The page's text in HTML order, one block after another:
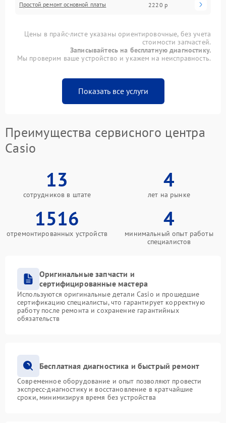
Простой ремонт основной платы 2220 р
Цены в прайс-листе указаны ориентировочные, без учета
стоимости запчастей.
Записывайтесь на бесплатную диагностику.
Мы проверим ваше устройство и укажем на неисправность.
Показать все услуги
Преимущества сервисного центра
Casio
13
сотрудников в штате
4
лет на рынке
1516
отремонтированных устройств
4
минимальный опыт работы
специалистов
Оригинальные запчасти и
сертифицированные мастера
Используются оригинальные детали Casio и прошедшие
сертификацию специалисты, что гарантирует корректную
работу после ремонта и сохранение гарантийных
обязательств
Бесплатная диагностика и быстрый ремонт
Современное оборудование и опыт позволяют провести
экспресс-диагностику и восстановление в кратчайшие
сроки, минимизируя время без устройства